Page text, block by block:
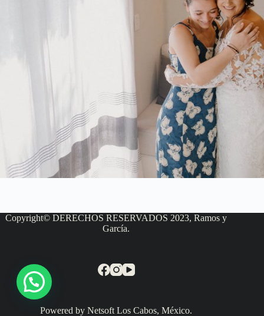
Copyright© DERECHOS RESERVADOS 2023, Ramos y
García.
Powered by Netsoft Los Cabos, México.